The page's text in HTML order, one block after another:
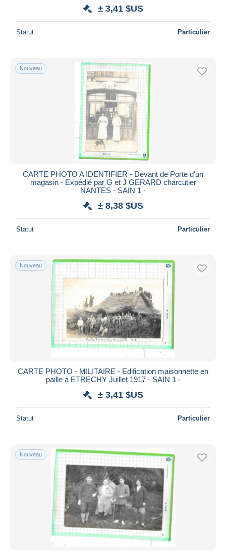
± 3,41 $US
Statut Particulier
Nouveau
CARTE PHOTO A IDENTIFIER - Devant de Porte d'un
magasin - Expédié par G et J GERARD charcutier
NANTES - SAIN 1 -
± 8,38 $US
Statut Particulier
Nouveau
CARTE PHOTO - MILITAIRE - Edification maisonnette en
paille à ETRECHY Juillet 1917 - SAIN 1 -
± 3,41 $US
Statut Particulier
Nouveau